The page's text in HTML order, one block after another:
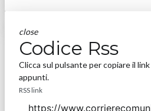
close
Codice Rss
Clicca sul pulsante per copiare il link
appunti.
RSS link